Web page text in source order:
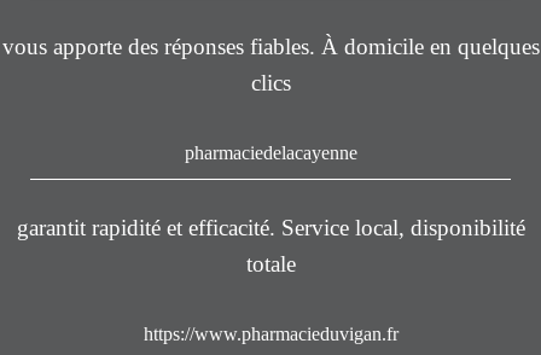
vous apporte des réponses fiables. À domicile en quelques
clics
pharmaciedelacayenne
garantit rapidité et efficacité. Service local, disponibilité
totale
https://www.pharmacieduvigan.fr